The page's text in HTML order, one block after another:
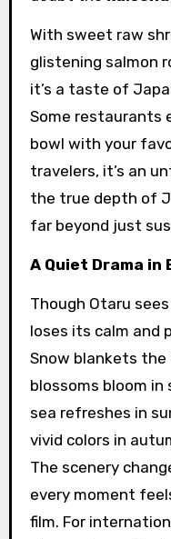
With sweet raw
glistening salmon
it’s a taste of
Some restaurants
bowl with your
travelers, it’s an
the true depth of
far beyond just
A Quiet Drama in
Though Otaru
loses its calm and
Snow blankets
blossoms bloom
sea refreshes in
vivid colors in
The scenery
every moment
film. For